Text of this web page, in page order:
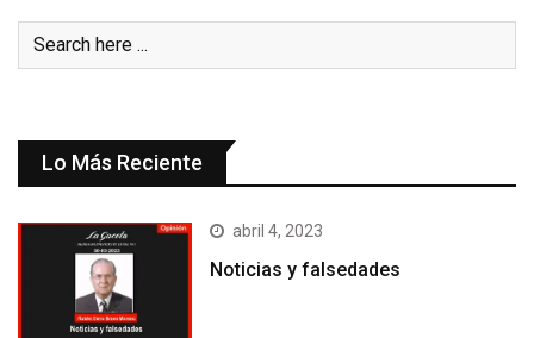
Lo Más Reciente
abril 4, 2023
Noticias y falsedades